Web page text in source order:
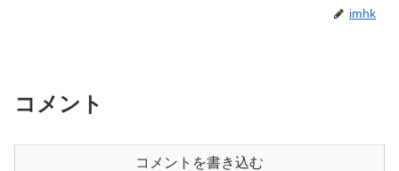
imhk
コメント
コメントを書き込む